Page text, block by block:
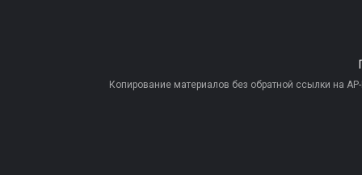
Копирование материалов без обратной ссылки на